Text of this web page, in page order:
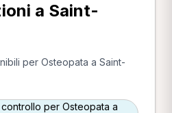
a Saint-
per Osteopata a Saint-
per Osteopata a